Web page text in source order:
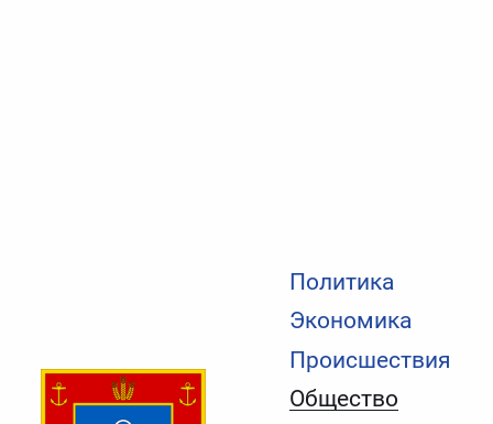
Политика
Экономика
Происшествия
Общество